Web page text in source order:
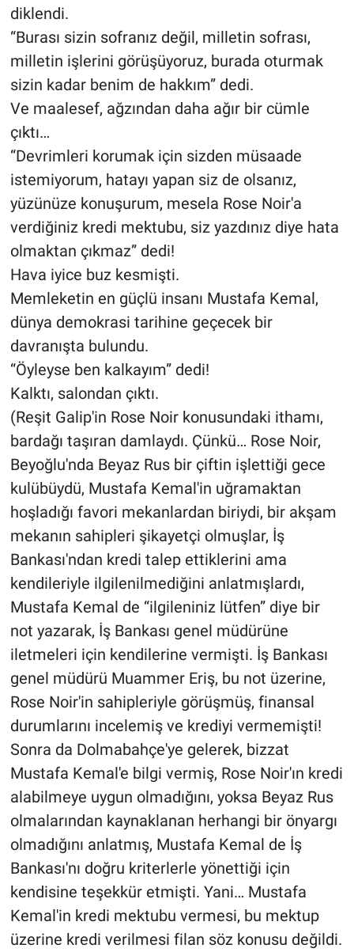
diklendi.
“Burası sizin sofranız değil, milletin sofrası,
milletin işlerini görüşüyoruz, burada oturmak
sizin kadar benim de hakkım” dedi.
Ve maalesef, ağzından daha ağır bir cümle
çıktı…
“Devrimleri korumak için sizden müsaade
istemiyorum, hatayı yapan siz de olsanız,
yüzünüze konuşurum, mesela Rose Noir'a
verdiğiniz kredi mektubu, siz yazdınız diye hata
olmaktan çıkmaz” dedi!
Hava iyice buz kesmişti.
Memleketin en güçlü insanı Mustafa Kemal,
dünya demokrasi tarihine geçecek bir
davranışta bulundu.
“Öyleyse ben kalkayım” dedi!
Kalktı, salondan çıktı.
(Reşit Galip'in Rose Noir konusundaki ithamı,
bardağı taşıran damlaydı. Çünkü… Rose Noir,
Beyoğlu'nda Beyaz Rus bir çiftin işlettiği gece
kulübüydü, Mustafa Kemal'in uğramaktan
hoşladığı favori mekanlardan biriydi, bir akşam
mekanın sahipleri şikayetçi olmuşlar, İş
Bankası'ndan kredi talep ettiklerini ama
kendileriyle ilgilenilmediğini anlatmışlardı,
Mustafa Kemal de “ilgileniniz lütfen” diye bir
not yazarak, İş Bankası genel müdürüne
iletmeleri için kendilerine vermişti. İş Bankası
genel müdürü Muammer Eriş, bu not üzerine,
Rose Noir'in sahipleriyle görüşmüş, finansal
durumlarını incelemiş ve krediyi vermemişti!
Sonra da Dolmabahçe'ye gelerek, bizzat
Mustafa Kemal'e bilgi vermiş, Rose Noir'ın kredi
alabilmeye uygun olmadığını, yoksa Beyaz Rus
olmalarından kaynaklanan herhangi bir önyargı
olmadığını anlatmış, Mustafa Kemal de İş
Bankası'nı doğru kriterlerle yönettiği için
kendisine teşekkür etmişti. Yani… Mustafa
Kemal'in kredi mektubu vermesi, bu mektup
üzerine kredi verilmesi filan söz konusu değildi.